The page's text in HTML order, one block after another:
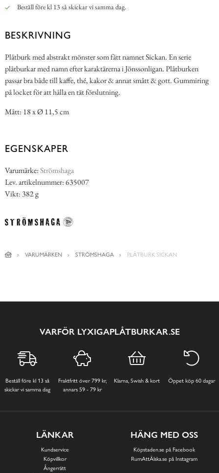
Beställ före kl 13 så skickar vi samma dag.
BESKRIVNING
Plåtburk med abstrakt mönster som fått namnet Sickan. En serie
plåtburkar med namn efter karaktärerna i Jönssonligan. Plåtburken
passar bra både till kaffe, thé, kakor & annat smått & gott. Gummiring
på locket för att hålla en tät förslutning.
Mått: 18 x Ø 11,5 cm
EGENSKAPER
Varumärke:Strömshaga
Lev. artikelnummer: 635007
Vikt: 382 g
VARUMÄRKEN STRÖMSHAGA PLÅTBURK SICKAN
VARFÖR LYXIGAPLÅTBURKAR.SE
Beställ före kl 13 så
skickar vi samma dag
Fraktfritt över 799 kr,
annars 59 - 79 kr
Klarna, Swish & kort Öppet köp 60 dagar
LÄNKAR
Kundservice
Köpvillkor
Ångerrätt
HÄNG MED OSS
Köpstaden.se på Facebook
RumAttÄlska.se på Instagram